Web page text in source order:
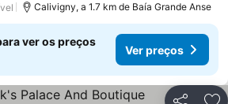
Calivigny, a 1.7 km de Baía Grande Anse
ver os preços
Ver preços